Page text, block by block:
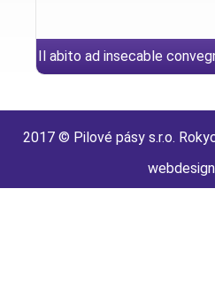
Il abito ad insecable
2017 © Pilové pásy s.r.o.